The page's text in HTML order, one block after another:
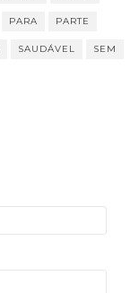
PARA PARTE
SAUDÁVEL SEM